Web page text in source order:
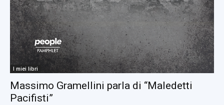
I miei libri
Massimo Gramellini parla di “Maledetti
Pacifisti”